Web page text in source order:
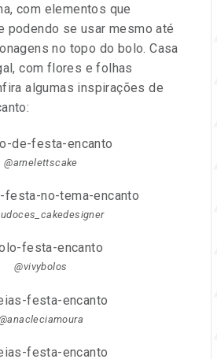
com elementos que
podendo se usar mesmo até
no topo do bolo. Casa
com flores e folhas
algumas inspirações de
@arnelettscake
@vivybolos